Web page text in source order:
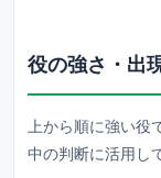
役の強さ・出
上から順に強い
中の判断に活用し